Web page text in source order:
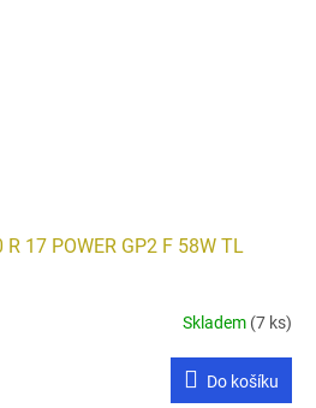
17 POWER GP2 F 58W TL
Skladem (7 ks)
Do košíku